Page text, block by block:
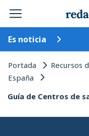
Es noticia
Portada Recursos
España
Guía de Centros de